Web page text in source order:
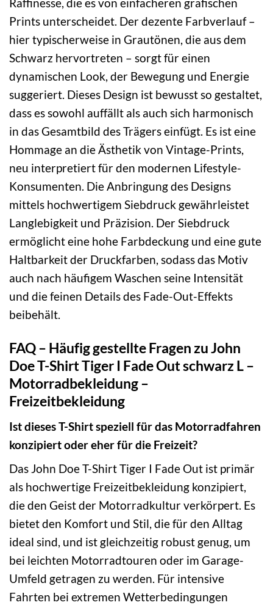
Raffinesse, die es von einfacheren grafischen
Prints unterscheidet. Der dezente Farbverlauf –
hier typischerweise in Grautönen, die aus dem
Schwarz hervortreten – sorgt für einen
dynamischen Look, der Bewegung und Energie
suggeriert. Dieses Design ist bewusst so gestaltet,
dass es sowohl auffällt als auch sich harmonisch
in das Gesamtbild des Trägers einfügt. Es ist eine
Hommage an die Ästhetik von Vintage-Prints,
neu interpretiert für den modernen Lifestyle-
Konsumenten. Die Anbringung des Designs
mittels hochwertigem Siebdruck gewährleistet
Langlebigkeit und Präzision. Der Siebdruck
ermöglicht eine hohe Farbdeckung und eine gute
Haltbarkeit der Druckfarben, sodass das Motiv
auch nach häufigem Waschen seine Intensität
und die feinen Details des Fade-Out-Effekts
beibehält.
FAQ – Häufig gestellte Fragen zu John
Doe T-Shirt Tiger I Fade Out schwarz L –
Motorradbekleidung –
Freizeitbekleidung
Ist dieses T-Shirt speziell für das Motorradfahren
konzipiert oder eher für die Freizeit?
Das John Doe T-Shirt Tiger I Fade Out ist primär
als hochwertige Freizeitbekleidung konzipiert,
die den Geist der Motorradkultur verkörpert. Es
bietet den Komfort und Stil, die für den Alltag
ideal sind, und ist gleichzeitig robust genug, um
bei leichten Motorradtouren oder im Garage-
Umfeld getragen zu werden. Für intensive
Fahrten bei extremen Wetterbedingungen